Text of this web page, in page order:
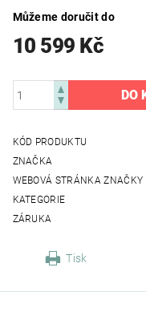
Můžeme doručit do
10 599 Kč
KÓD PRODUKTU
ZNAČKA
WEBOVÁ STRÁNKA ZNAČKY
KATEGORIE
ZÁRUKA
Tisk